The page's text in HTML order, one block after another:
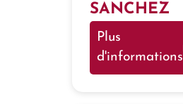
SANCHEZ
Plus
d'informations